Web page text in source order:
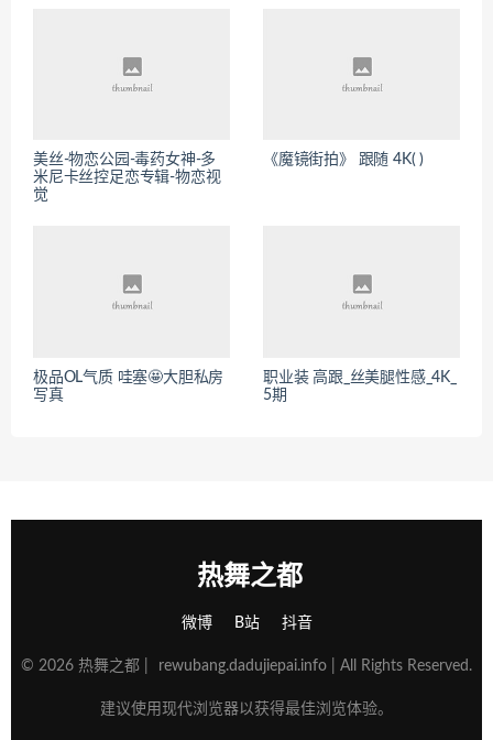
美丝-物恋公园-毒药女神-多
米尼卡丝控足恋专辑-物恋视
觉
《魔镜街拍》 跟随 4K( )
极品OL气质 哇塞🤩大胆私房
写真
职业装 高跟_丝美腿性感_4K_
5期
热舞之都
微博 B站 抖音
© 2026 热舞之都 | rewubang.dadujiepai.info | All Rights Reserved.
建议使用现代浏览器以获得最佳浏览体验。